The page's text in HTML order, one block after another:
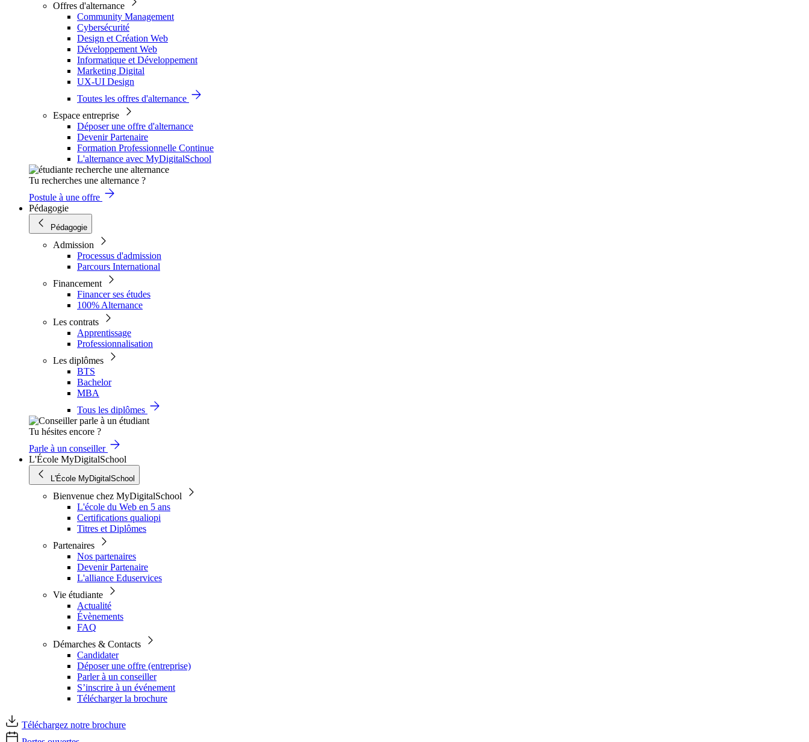
Offres d'alternance
Community Management
Cybersécurité
Design et Création Web
Développement Web
Informatique et Développement
Marketing Digital
UX-UI Design
Toutes les offres d'alternance
Espace entreprise
Déposer une offre d'alternance
Devenir Partenaire
Formation Professionnelle Continue
L'alternance avec MyDigitalSchool
Tu recherches une alternance ?
Postule à une offre
Pédagogie
Pédagogie
Admission
Processus d'admission
Parcours International
Financement
Financer ses études
100% Alternance
Les contrats
Apprentissage
Professionnalisation
Les diplômes
BTS
Bachelor
MBA
Tous les diplômes
Tu hésites encore ?
Parle à un conseiller
L'École MyDigitalSchool
L'École MyDigitalSchool
Bienvenue chez MyDigitalSchool
L'école du Web en 5 ans
Certifications qualiopi
Titres et Diplômes
Partenaires
Nos partenaires
Devenir Partenaire
L'alliance Eduservices
Vie étudiante
Actualité
Évènements
FAQ
Démarches & Contacts
Candidater
Déposer une offre (entreprise)
Parler à un conseiller
S’inscrire à un événement
Télécharger la brochure
Téléchargez notre brochure